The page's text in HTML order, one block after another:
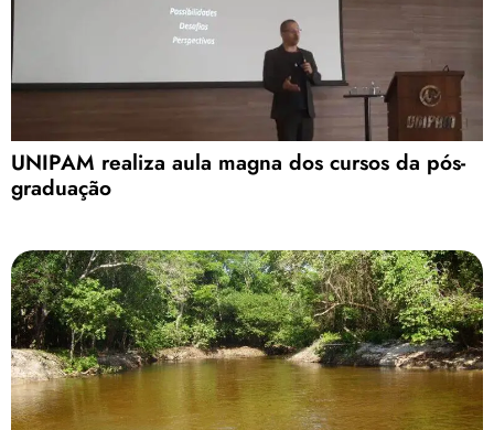
UNIPAM realiza aula magna dos cursos da pós-
graduação